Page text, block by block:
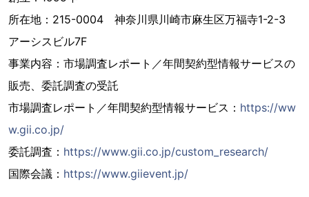
所在地：215-0004 神奈川県川崎市麻生区万福寺1-2-3
アーシスビル7F
事業内容：市場調査レポート／年間契約型情報サービスの
販売、委託調査の受託
市場調査レポート／年間契約型情報サービス： https://ww
w.gii.co.jp/
委託調査： https://www.gii.co.jp/custom_research/
国際会議： https://www.giievent.jp/